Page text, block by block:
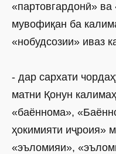
«партовгардонӣ» ва
мувофиқан ба
«нобудсозии» иваз
- дар сархати
матни Қонун
«баённома»,
ҳокимияти иҷроия»
«эъломияи»,